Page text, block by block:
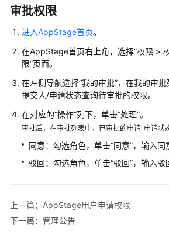
明
速
入
门
使
用
前
准
过
IAM
审批权限
进入AppStage首页。
在AppStage首页右上角，选择“权限 >
限”页面。
在左侧导航选择“我的审批”，在我的审
提交人/申请状态查询待审批的权限。
在对应的“操作”列下，单击“处理”。
审批后，在审批列表中，已审批的申请“申请状
同意：勾选角色，单击“同意”，输入同
驳回：勾选角色，单击“驳回”，输入驳
上一篇：AppStage用户申请权限
下一篇：管理公告